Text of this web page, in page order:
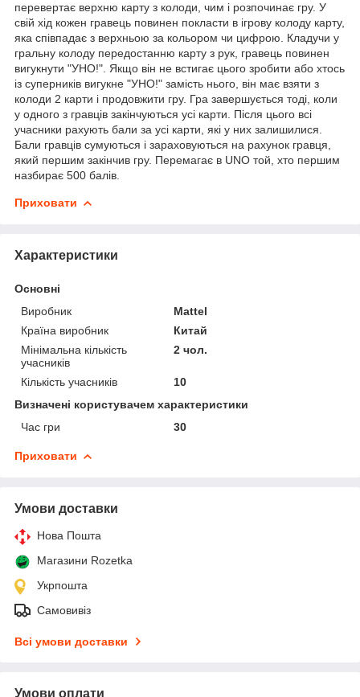
перевертає верхню карту з колоди, чим і розпочинає гру. У
свій хід кожен гравець повинен покласти в ігрову колоду карту,
яка співпадає з верхньою за кольором чи цифрою. Кладучи у
гральну колоду передостанню карту з рук, гравець повинен
вигукнути "УНО!". Якщо він не встигає цього зробити або хтось
із суперників вигукне "УНО!" замість нього, він має взяти з
колоди 2 карти і продовжити гру. Гра завершується тоді, коли
у одного з гравців закінчуються усі карти. Після цього всі
учасники рахують бали за усі карти, які у них залишилися.
Бали гравців сумуються і зараховуються на рахунок гравця,
який першим закінчив гру. Перемагає в UNO той, хто першим
назбирає 500 балів.
Приховати
Характеристики
Основні
Виробник
Mattel
Країна виробник
Китай
Мінімальна кількість
учасників
2 чол.
Кількість учасників
10
Визначені користувачем характеристики
Час гри
30
Приховати
Умови доставки
Нова Пошта
Магазини Rozetka
Укрпошта
Самовивіз
Всі умови доставки
Умови оплати